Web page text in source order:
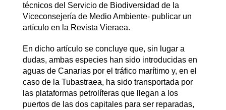
técnicos del Servicio de Biodiversidad de la
Viceconsejería de Medio Ambiente- publicar un
artículo en la Revista Vieraea.
En dicho artículo se concluye que, sin lugar a
dudas, ambas especies han sido introducidas en
aguas de Canarias por el tráfico marítimo y, en el
caso de la Tubastraea, ha sido transportada por
las plataformas petrolíferas que llegan a los
puertos de las dos capitales para ser reparadas,